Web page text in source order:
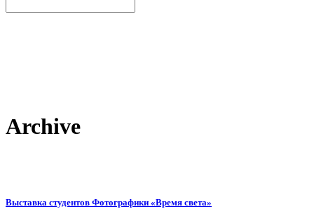
Archive
Выставка студентов Фотографики «Время света»